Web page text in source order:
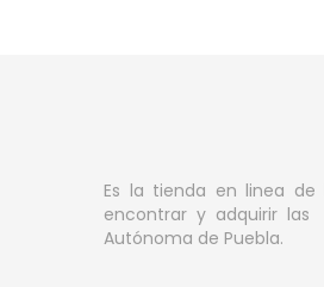
Es la tienda en linea de
encontrar y adquirir las
Autónoma de Puebla.